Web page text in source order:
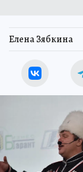
Елена Зябкина